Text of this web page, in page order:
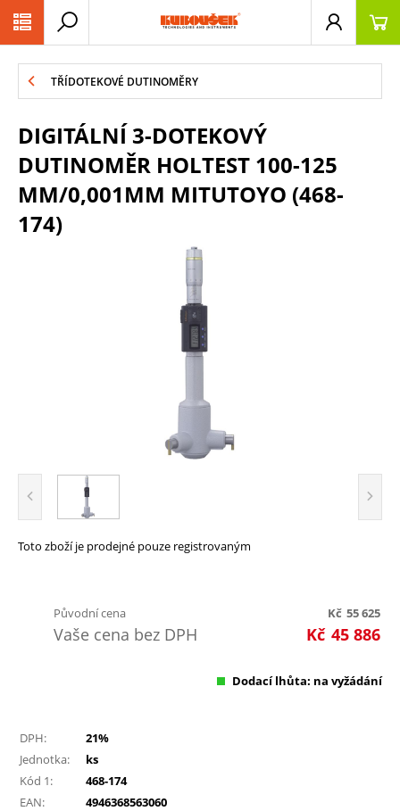
TŘÍDOTEKOVÉ DUTINOMĚRY
DIGITÁLNÍ 3-DOTEKOVÝ
DUTINOMĚR HOLTEST 100-125
MM/0,001MM MITUTOYO (468-
174)
Toto zboží je prodejné pouze registrovaným
Původní cena 55 625
Kč
Vaše cena bez DPH 45 886
Kč
Dodací lhůta: na vyžádání
DPH:
21%
Jednotka:
ks
Kód 1:
468-174
EAN:
4946368563060